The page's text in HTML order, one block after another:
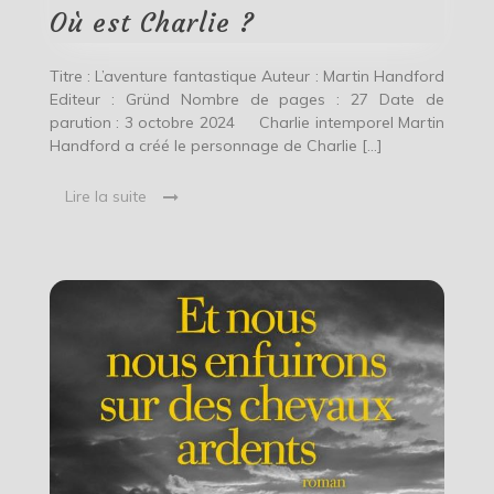
Où est Charlie ?
Titre : L’aventure fantastique Auteur : Martin Handford
Editeur : Gründ Nombre de pages : 27 Date de
parution : 3 octobre 2024 Charlie intemporel Martin
Handford a créé le personnage de Charlie […]
Lire la suite